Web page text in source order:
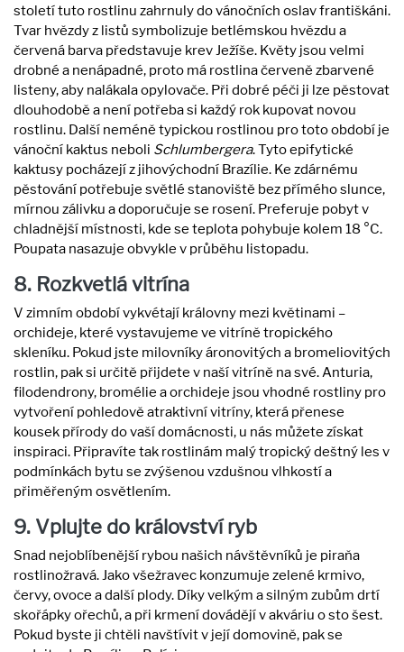
století tuto rostlinu zahrnuly do vánočních oslav františkáni.
Tvar hvězdy z listů symbolizuje betlémskou hvězdu a
červená barva představuje krev Ježíše. Květy jsou velmi
drobné a nenápadné, proto má rostlina červeně zbarvené
listeny, aby nalákala opylovače. Při dobré péči ji lze pěstovat
dlouhodobě a není potřeba si každý rok kupovat novou
rostlinu. Další neméně typickou rostlinou pro toto období je
vánoční kaktus neboli Schlumbergera. Tyto epifytické
kaktusy pocházejí z jihovýchodní Brazílie. Ke zdárnému
pěstování potřebuje světlé stanoviště bez přímého slunce,
mírnou zálivku a doporučuje se rosení. Preferuje pobyt v
chladnější místnosti, kde se teplota pohybuje kolem 18 °C.
Poupata nasazuje obvykle v průběhu listopadu.
8. Rozkvetlá vitrína
V zimním období vykvétají královny mezi květinami –
orchideje, které vystavujeme ve vitríně tropického
skleníku. Pokud jste milovníky áronovitých a bromeliovitých
rostlin, pak si určitě přijdete v naší vitríně na své. Anturia,
filodendrony, bromélie a orchideje jsou vhodné rostliny pro
vytvoření pohledově atraktivní vitríny, která přenese
kousek přírody do vaší domácnosti, u nás můžete získat
inspiraci. Připravíte tak rostlinám malý tropický deštný les v
podmínkách bytu se zvýšenou vzdušnou vlhkostí a
přiměřeným osvětlením.
9. Vplujte do království ryb
Snad nejoblíbenější rybou našich návštěvníků je piraňa
rostlinožravá. Jako všežravec konzumuje zelené krmivo,
červy, ovoce a další plody. Díky velkým a silným zubům drtí
skořápky ořechů, a při krmení dovádějí v akváriu o sto šest.
Pokud byste ji chtěli navštívit v její domovině, pak se